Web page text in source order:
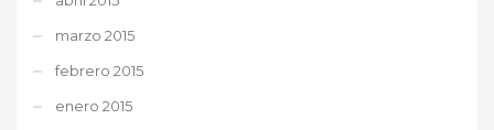
marzo 2015
febrero 2015
enero 2015